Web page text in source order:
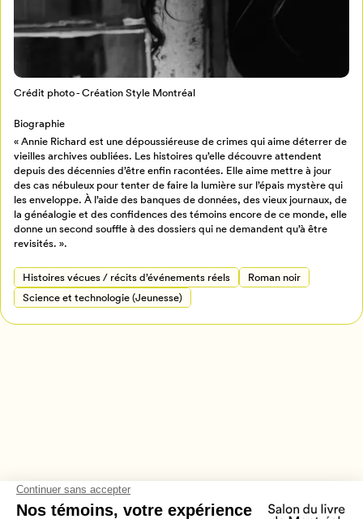
Programmation
Billetterie
Retour à l’accueil
Crédit photo - Création Style Montréal
Biographie
« Annie Richard est une dépoussiéreuse de crimes qui aime déterrer de
vieilles archives oubliées. Les histoires qu’elle découvre attendent
depuis des décennies d’être enfin racontées. Elle aime mettre à jour
des cas nébuleux pour tenter de faire la lumière sur l’épais mystère qui
les enveloppe. À l’aide des banques de données, des vieux journaux, de
la généalogie et des confidences des témoins encore de ce monde, elle
donne un second souffle à des dossiers qui ne demandent qu’à être
revisités. ».
Histoires vécues / récits d’événements réels
Roman noir
Science et technologie (Jeunesse)
Pour enregistrer vos favoris,
connectez-vous ou créez votre profil
Mon Salon
Créer un profil
Annuler